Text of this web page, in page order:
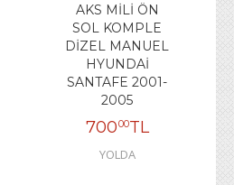
AKS MİLİ ÖN
SOL KOMPLE
DİZEL MANUEL
HYUNDAİ
SANTAFE 2001-
2005
70000TL
YOLDA